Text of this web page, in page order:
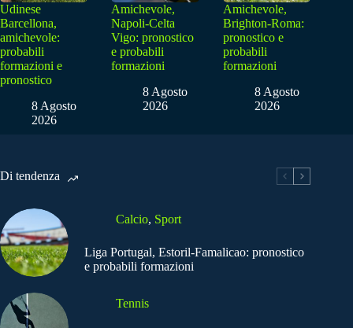
Udinese
Barcellona,
amichevole:
probabili
formazioni e
pronostico
8 Agosto
2026
Amichevole,
Napoli-Celta
Vigo: pronostico
e probabili
formazioni
8 Agosto
2026
Amichevole,
Brighton-Roma:
pronostico e
probabili
formazioni
8 Agosto
2026
Di tendenza
Calcio, Sport
Liga Portugal, Estoril-Famalicao: pronostico
e probabili formazioni
Tennis